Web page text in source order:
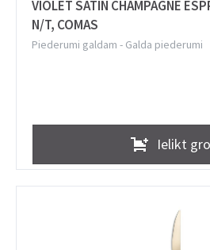
VIOLET SATIN CHAMPAGNE
N/T, COMAS
Piederumi galdam - Galda piederumi
Ielikt